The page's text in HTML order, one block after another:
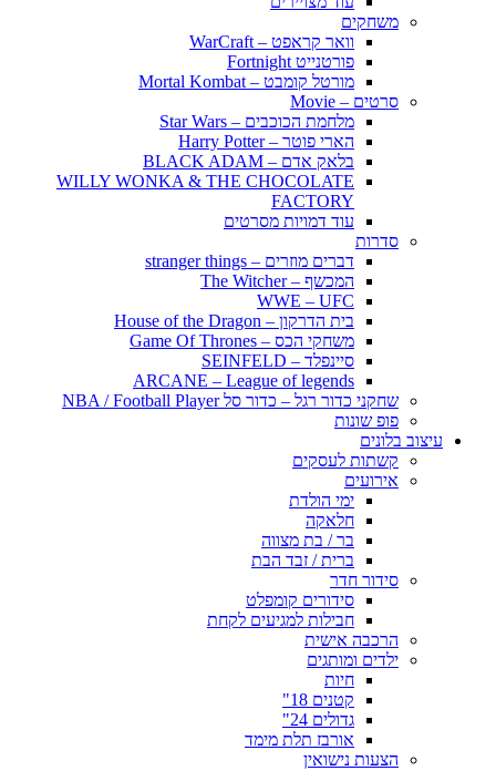
משחקים
וואר קראפט – WarCraft
פורטנייט Fortnight
מורטל קומבט – Mortal Kombat
סרטים – Movie
מלחמת הכוכבים – Star Wars
הארי פוטר – Harry Potter
בלאק אדם – BLACK ADAM
WILLY WONKA & THE CHOCOLATE
FACTORY
עוד דמויות מסרטים
סדרות
דברים מוזרים – stranger things
המכשף – The Witcher
WWE – UFC
בית הדרקון – House of the Dragon
משחקי הכס – Game Of Thrones
סיינפלד – SEINFELD
ARCANE – League of legends
שחקני כדור רגל – כדור סל NBA / Football Player
פופ שונות
עיצוב בלונים
קשתות לעסקים
אירועים
ימי הולדת
חלאקה
בר / בת מצווה
ברית / זבד הבת
סידור חדר
סידורים קומפלט
חבילות למגיעים לקחת
הרכבה אישית
ילדים ומותגים
חיות
קטנים 18"
גדולים 24"
אורבז תלת מימד
הצעות נישואין